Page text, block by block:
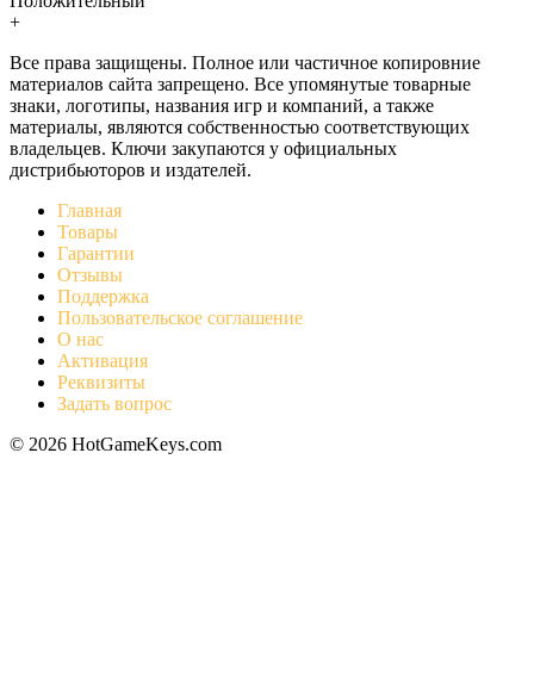
+
Все права защищены. Полное или частичное копировние
материалов сайта запрещено. Все упомянутые товарные
знаки, логотипы, названия игр и компаний, а также
материалы, являются собственностью соответствующих
владельцев. Ключи закупаются у официальных
дистрибьюторов и издателей.
Главная
Товары
Гарантии
Отзывы
Поддержка
Пользовательское соглашение
О нас
Активация
Реквизиты
Задать вопрос
© 2026 HotGameKeys.com